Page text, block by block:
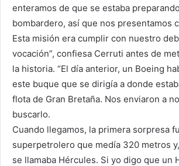
enteramos de que se estaba
bombardero, así que nos presentamos
Esta misión era cumplir con nuestro
vocación”, confiesa Cerruti antes de
la historia. “El día anterior, un Boeing
este buque que se dirigía a donde
flota de Gran Bretaña. Nos enviaron a
buscarlo.
Cuando llegamos, la primera sorpresa
superpetrolero que medía 320 metros
se llamaba Hércules. Si yo digo que un